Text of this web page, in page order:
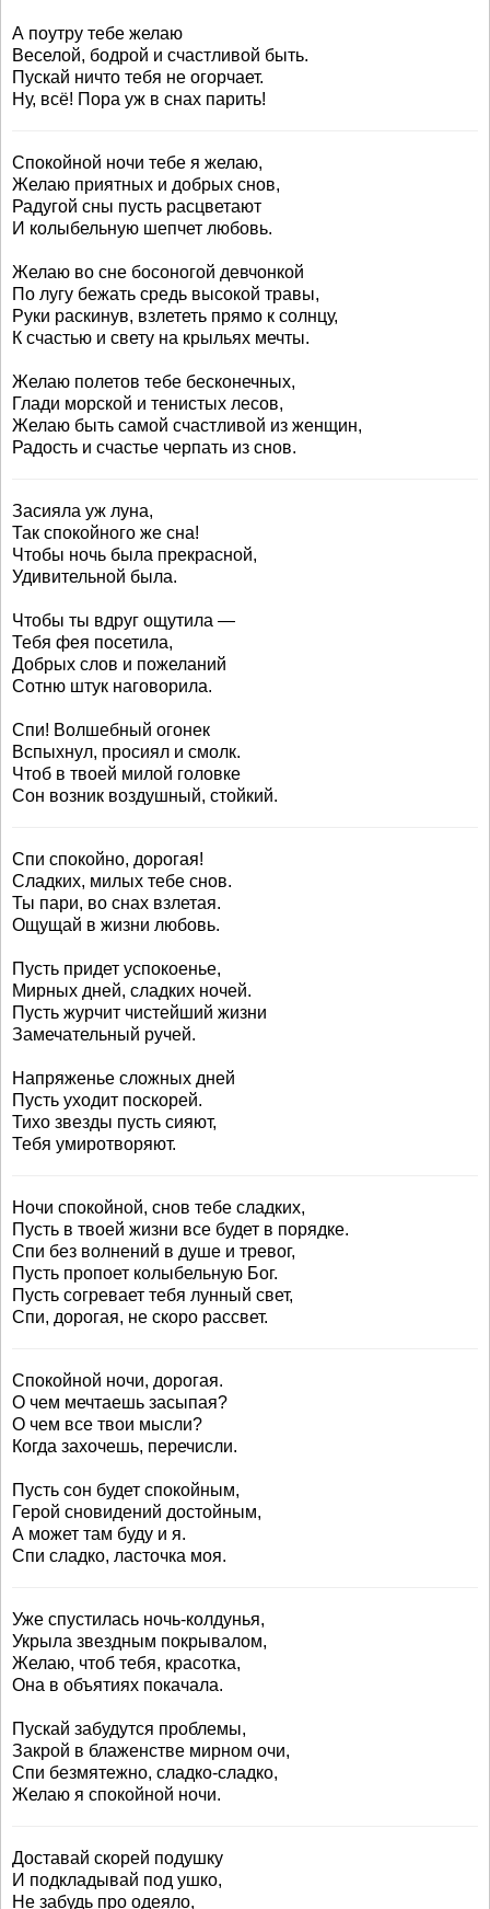
А поутру тебе желаю
Веселой, бодрой и счастливой быть.
Пускай ничто тебя не огорчает.
Ну, всё! Пора уж в снах парить!
Спокойной ночи тебе я желаю,
Желаю приятных и добрых снов,
Радугой сны пусть расцветают
И колыбельную шепчет любовь.
Желаю во сне босоногой девчонкой
По лугу бежать средь высокой травы,
Руки раскинув, взлететь прямо к солнцу,
К счастью и свету на крыльях мечты.
Желаю полетов тебе бесконечных,
Глади морской и тенистых лесов,
Желаю быть самой счастливой из женщин,
Радость и счастье черпать из снов.
Засияла уж луна,
Так спокойного же сна!
Чтобы ночь была прекрасной,
Удивительной была.
Чтобы ты вдруг ощутила —
Тебя фея посетила,
Добрых слов и пожеланий
Сотню штук наговорила.
Спи! Волшебный огонек
Вспыхнул, просиял и смолк.
Чтоб в твоей милой головке
Сон возник воздушный, стойкий.
Спи спокойно, дорогая!
Сладких, милых тебе снов.
Ты пари, во снах взлетая.
Ощущай в жизни любовь.
Пусть придет успокоенье,
Мирных дней, сладких ночей.
Пусть журчит чистейший жизни
Замечательный ручей.
Напряженье сложных дней
Пусть уходит поскорей.
Тихо звезды пусть сияют,
Тебя умиротворяют.
Ночи спокойной, снов тебе сладких,
Пусть в твоей жизни все будет в порядке.
Спи без волнений в душе и тревог,
Пусть пропоет колыбельную Бог.
Пусть согревает тебя лунный свет,
Спи, дорогая, не скоро рассвет.
Спокойной ночи, дорогая.
О чем мечтаешь засыпая?
О чем все твои мысли?
Когда захочешь, перечисли.
Пусть сон будет спокойным,
Герой сновидений достойным,
А может там буду и я.
Спи сладко, ласточка моя.
Уже спустилась ночь-колдунья,
Укрыла звездным покрывалом,
Желаю, чтоб тебя, красотка,
Она в объятиях покачала.
Пускай забудутся проблемы,
Закрой в блаженстве мирном очи,
Спи безмятежно, сладко-сладко,
Желаю я спокойной ночи.
Доставай скорей подушку
И подкладывай под ушко,
Не забудь про одеяло,